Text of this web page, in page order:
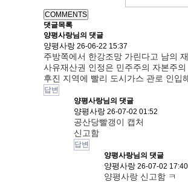
COMMENTS
댓글목록
양평사랑님의 댓글
양평사랑 26-06-22 15:37
주방쪽에서 한강조망 가린다고 남의
사유재산권 인정은 민주주의 자본주
후진 지역에 빨리 도시가스 관로 인입
답변
양평사랑님의 댓글
양평사랑 26-07-02 01:52
공산당빨갱이 캡처
신고함
답변
양평사랑님의 댓글
양평사랑 26-07-02 17:40
양평사랑 신고함 ㅋ